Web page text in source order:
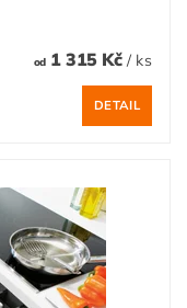
od1 315 Kč / ks
DETAIL